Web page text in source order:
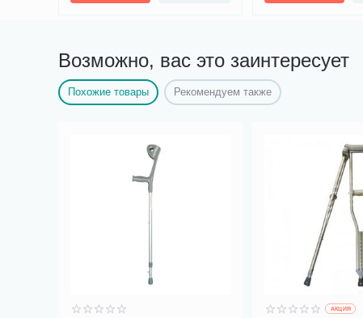
Возможно, вас это заинтересует
Похожие товары Рекомендуем также
AКЦИЯ